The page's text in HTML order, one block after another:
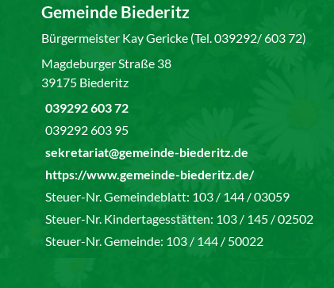
Gemeinde Biederitz
Bürgermeister Kay Gericke (Tel. 039292/ 603 72)
Magdeburger Straße 38
39175 Biederitz
039292 603 72
039292 603 95
sekretariat@gemeinde-biederitz.de
https://www.gemeinde-biederitz.de/
Steuer-Nr. Gemeindeblatt: 103 / 144 / 03059
Steuer-Nr. Kindertagesstätten: 103 / 145 / 02502
Steuer-Nr. Gemeinde: 103 / 144 / 50022